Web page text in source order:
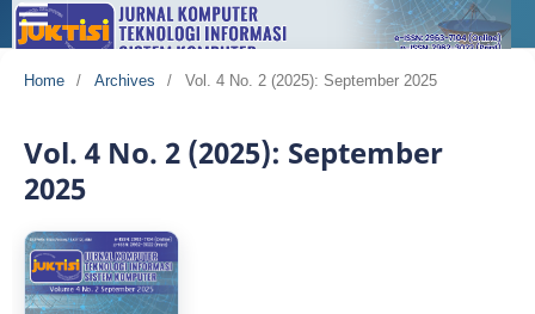
Home / Archives / Vol. 4 No. 2 (2025): September 2025
Vol. 4 No. 2 (2025): September
2025